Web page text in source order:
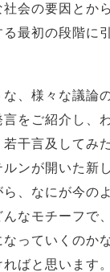
会の要因とか
最初の段階に
、様々な議論
をご紹介し、
干言及してみ
ンが開いた新
、なにが今の
なモチーフで
っていくのか
ばと思います。